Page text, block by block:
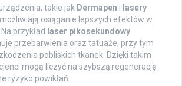
takie jak Dermapen i lasery
osiąganie lepszych efektów w
przykład laser pikosekundowy
przebarwienia oraz tatuaże, przy tym
pobliskich tkanek. Dzięki takim
mogą liczyć na szybszą regenerację
ryzyko powikłań.